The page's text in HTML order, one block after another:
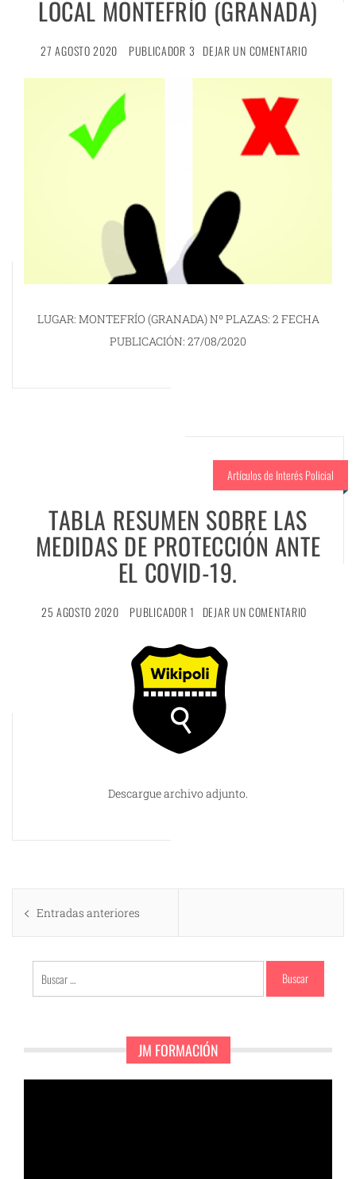
LOCAL MONTEFRÍO (GRANADA)
27 AGOSTO 2020 PUBLICADOR 3 DEJAR UN COMENTARIO
LUGAR: MONTEFRÍO (GRANADA) Nº PLAZAS: 2 FECHA
PUBLICACIÓN: 27/08/2020
Artículos de Interés Policial
TABLA RESUMEN SOBRE LAS
MEDIDAS DE PROTECCIÓN ANTE
EL COVID-19.
25 AGOSTO 2020 PUBLICADOR 1 DEJAR UN COMENTARIO
Descargue archivo adjunto.
Navegación
de
entradas
Entradas anteriores
JM FORMACIÓN